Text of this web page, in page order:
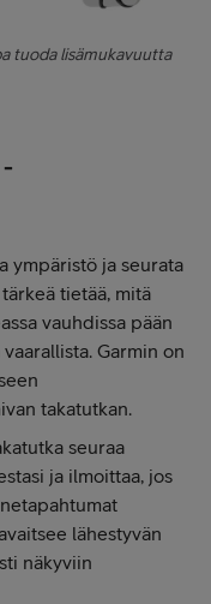
tuoda lisämukavuutta
ympäristö ja seurata
tietää, mitä
vauhdissa pään
Garmin on
takatutkan.
seuraa
ja ilmoittaa, jos
lähestyvän
näkyviin